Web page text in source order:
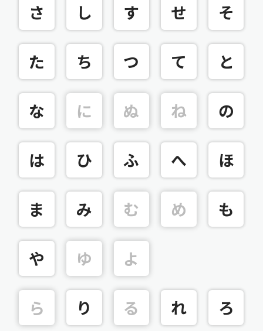
さ し す せ そ
た ち つ て と
な に ぬ ね の
は ひ ふ へ ほ
ま み む め も
や ゆ よ
ら り る れ ろ